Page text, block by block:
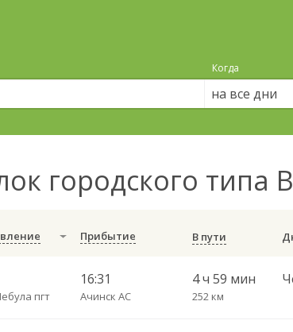
Когда
на все дни
городского типа
Прибытие В пути
пгт
16:31
Ачинск АС
4 ч 59 мин
252 км